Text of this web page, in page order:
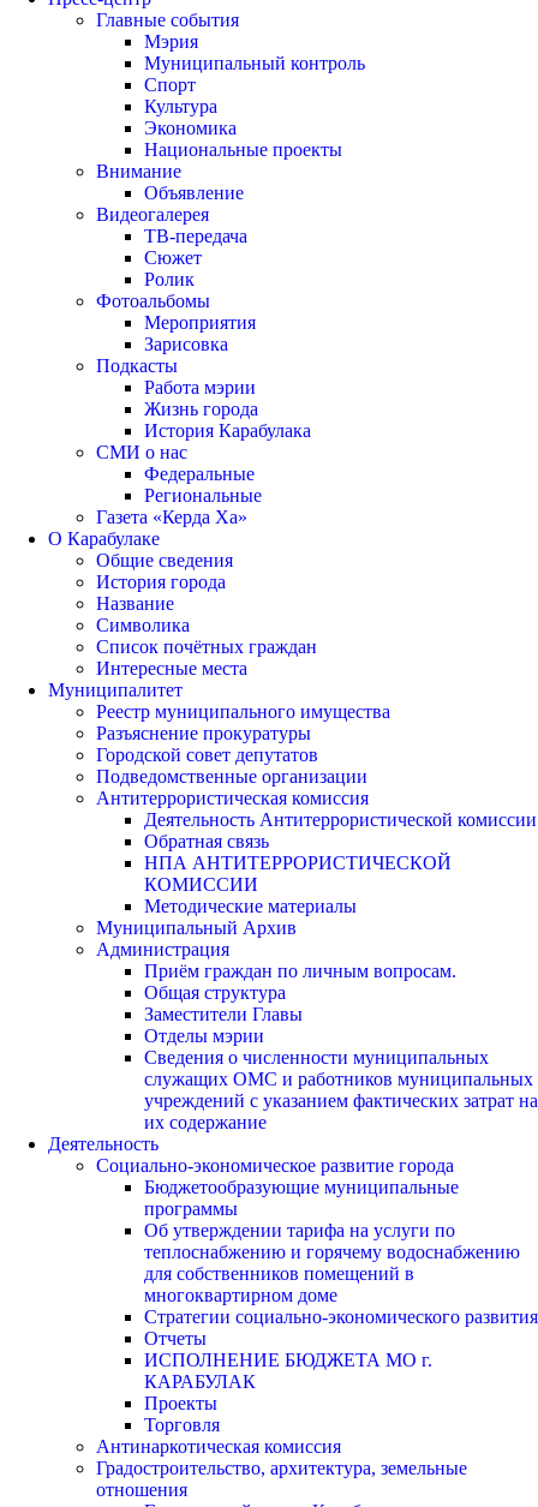
Главные события
Мэрия
Муниципальный контроль
Спорт
Культура
Экономика
Национальные проекты
Внимание
Объявление
Видеогалерея
ТВ-передача
Сюжет
Ролик
Фотоальбомы
Мероприятия
Зарисовка
Подкасты
Работа мэрии
Жизнь города
История Карабулака
СМИ о нас
Федеральные
Региональные
Газета «Керда Ха»
О Карабулаке
Общие сведения
История города
Название
Символика
Список почётных граждан
Интересные места
Муниципалитет
Реестр муниципального имущества
Разъяснение прокуратуры
Городской совет депутатов
Подведомственные организации
Антитеррористическая комиссия
Деятельность Антитеррористической комиссии
Обратная связь
НПА АНТИТЕРРОРИСТИЧЕСКОЙ
КОМИССИИ
Методические материалы
Муниципальный Архив
Администрация
Приём граждан по личным вопросам.
Общая структура
Заместители Главы
Отделы мэрии
Сведения о численности муниципальных
служащих ОМС и работников муниципальных
учреждений с указанием фактических затрат на
их содержание
Деятельность
Социально-экономическое развитие города
Бюджетообразующие муниципальные
программы
Об утверждении тарифа на услуги по
теплоснабжению и горячему водоснабжению
для собственников помещений в
многоквартирном доме
Стратегии социально-экономического развития
Отчеты
ИСПОЛНЕНИЕ БЮДЖЕТА МО г.
КАРАБУЛАК
Проекты
Торговля
Антинаркотическая комиссия
Градостроительство, архитектура, земельные
отношения